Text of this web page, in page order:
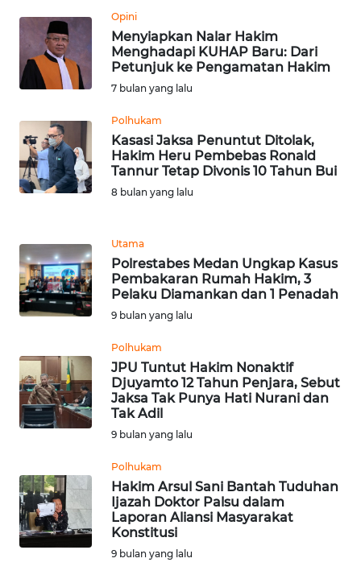
Opini
Menyiapkan Nalar Hakim
Menghadapi KUHAP Baru: Dari
Petunjuk ke Pengamatan Hakim
7 bulan yang lalu
Polhukam
Kasasi Jaksa Penuntut Ditolak,
Hakim Heru Pembebas Ronald
Tannur Tetap Divonis 10 Tahun Bui
8 bulan yang lalu
Utama
Polrestabes Medan Ungkap Kasus
Pembakaran Rumah Hakim, 3
Pelaku Diamankan dan 1 Penadah
9 bulan yang lalu
Polhukam
JPU Tuntut Hakim Nonaktif
Djuyamto 12 Tahun Penjara, Sebut
Jaksa Tak Punya Hati Nurani dan
Tak Adil
9 bulan yang lalu
Polhukam
Hakim Arsul Sani Bantah Tuduhan
Ijazah Doktor Palsu dalam
Laporan Aliansi Masyarakat
Konstitusi
9 bulan yang lalu
PEDOMAN
MEDIA
SIBER
REDAKSI
KARIR
Wahana
News
Regional
WN
JAKARTA
WN
BANTEN